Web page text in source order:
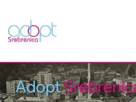
Adopt